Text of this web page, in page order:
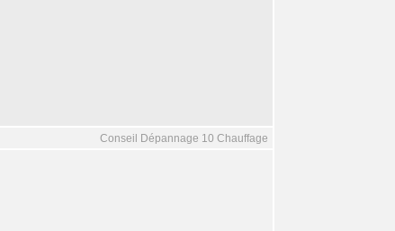
Conseil Dépannage 10 Chauffage